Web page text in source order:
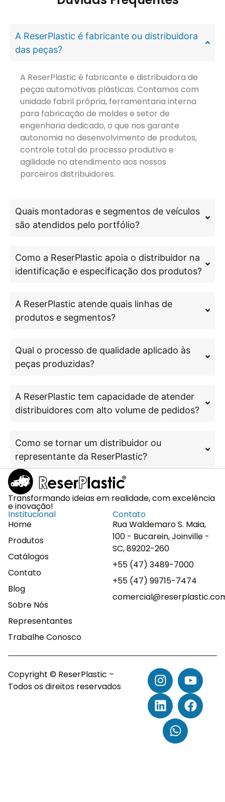
A ReserPlastic é fabricante ou distribuidora
das peças?
A ReserPlastic é fabricante e distribuidora de
peças automotivas plásticas. Contamos com
unidade fabril própria, ferramentaria interna
para fabricação de moldes e setor de
engenharia dedicado, o que nos garante
autonomia no desenvolvimento de produtos,
controle total do processo produtivo e
agilidade no atendimento aos nossos
parceiros distribuidores.
Quais montadoras e segmentos de veículos
são atendidos pelo portfólio?
Como a ReserPlastic apoia o distribuidor na
identificação e especificação dos produtos?
A ReserPlastic atende quais linhas de
produtos e segmentos?
Qual o processo de qualidade aplicado às
peças produzidas?
A ReserPlastic tem capacidade de atender
distribuidores com alto volume de pedidos?
Como se tornar um distribuidor ou
representante da ReserPlastic?
Transformando ideias em realidade, com excelência
e inovação!
Institucional
Home
Produtos
Catálogos
Contato
Blog
Sobre Nós
Representantes
Trabalhe Conosco
Contato
Rua Waldemaro S. Maia,
100 - Bucarein, Joinville -
SC, 89202-260
+55 (47) 3489-7000
+55 (47) 99715-7474
Copyright © ReserPlastic –
Todos os direitos reservados